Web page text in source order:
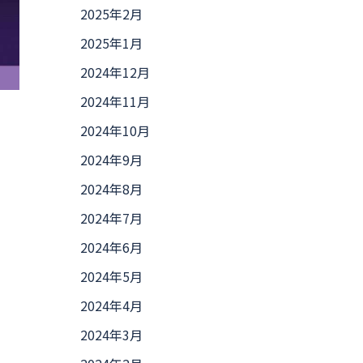
2025年2月
2025年1月
2024年12月
2024年11月
2024年10月
2024年9月
2024年8月
2024年7月
2024年6月
2024年5月
2024年4月
2024年3月